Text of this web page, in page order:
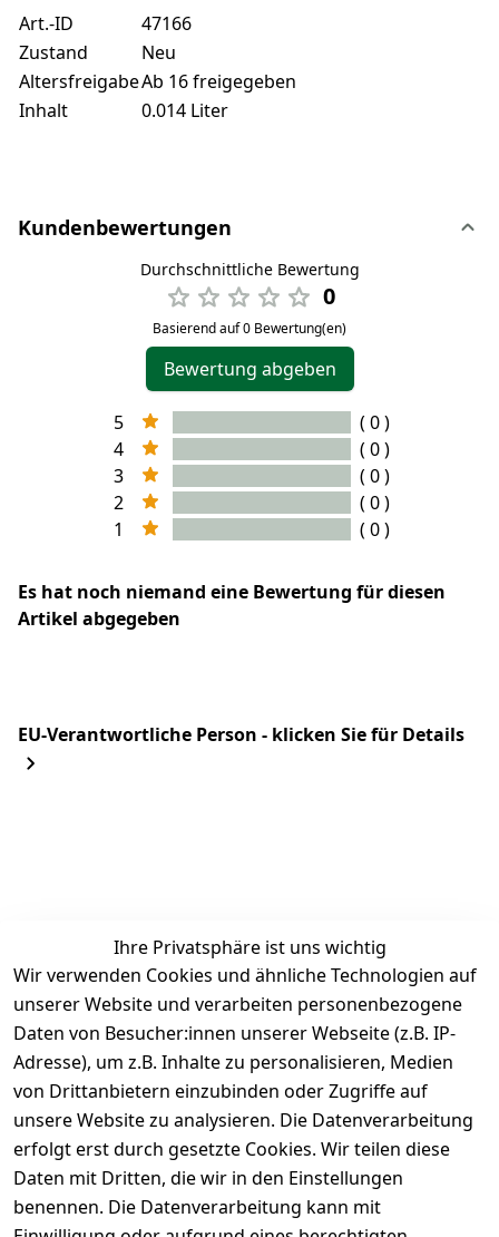
Art.-ID
47166
Zustand
Neu
AltersfreigabeAb 16 freigegeben
Inhalt
0.014 Liter
Kundenbewertungen
Durchschnittliche Bewertung
0
Basierend auf 0 Bewertung(en)
Bewertung abgeben
5
( 0 )
4
( 0 )
3
( 0 )
2
( 0 )
1
( 0 )
Es hat noch niemand eine Bewertung für diesen
Artikel abgegeben
EU-Verantwortliche Person - klicken Sie für Details
Ihre Privatsphäre ist uns wichtig
Wir verwenden Cookies und ähnliche Technologien auf
unserer Website und verarbeiten personenbezogene
Daten von Besucher:innen unserer Webseite (z.B. IP-
Adresse), um z.B. Inhalte zu personalisieren, Medien
von Drittanbietern einzubinden oder Zugriffe auf
unsere Website zu analysieren. Die Datenverarbeitung
erfolgt erst durch gesetzte Cookies. Wir teilen diese
Daten mit Dritten, die wir in den Einstellungen
benennen. Die Datenverarbeitung kann mit
Rechtliches
AGB
Impressum
rklärung
Widerrufsrec
Kontakt
Kontakt
Registrieren
Einkaufen
Zahlungs
arten
Versandk
osten
Batteriee
ntsorgun
g
Unser
Wir
versenden
mit
DHL
Zahlen Sie
bequem per
Vorkasse
Barzahlu